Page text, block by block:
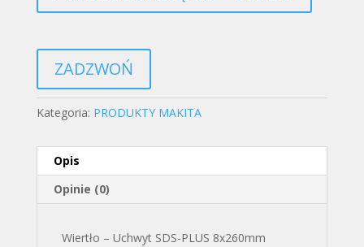
ZADZWOŃ
Kategoria: PRODUKTY MAKITA
Opis
Opinie (0)
Wiertło – Uchwyt SDS-PLUS 8x260mm